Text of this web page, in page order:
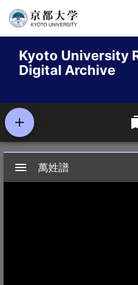
Skip
contentKyoto University
Digital Archive